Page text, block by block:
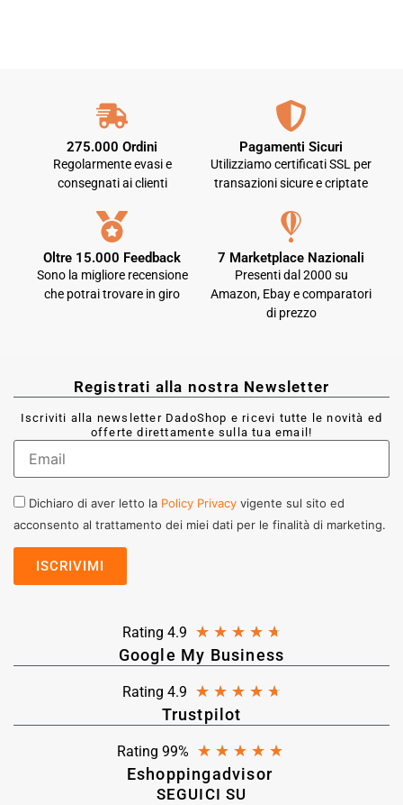
275.000 Ordini
Regolarmente evasi e
consegnati ai clienti
Pagamenti Sicuri
Utilizziamo certificati SSL per
transazioni sicure e criptate
Oltre 15.000 Feedback
Sono la migliore recensione
che potrai trovare in giro
7 Marketplace Nazionali
Presenti dal 2000 su
Amazon, Ebay e comparatori
di prezzo
Registrati alla nostra Newsletter
Iscriviti alla newsletter DadoShop e ricevi tutte le novità ed
offerte direttamente sulla tua email!
Dichiaro di aver letto la Policy Privacy vigente sul sito ed
acconsento al trattamento dei miei dati per le finalità di marketing.
Rating 4.9 ★ ★ ★ ★ ★
Google My Business
Rating 4.9 ★ ★ ★ ★ ★
Trustpilot
Rating 99% ★ ★ ★ ★ ★
Eshoppingadvisor
SEGUICI SU